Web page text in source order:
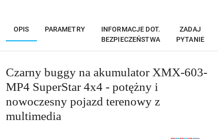
OPIS PARAMETRY
INFORMACJE DOT.
BEZPIECZEŃSTWA
ZADAJ
PYTANIE
Czarny buggy na akumulator XMX-603-
MP4 SuperStar 4x4 - potężny i
nowoczesny pojazd terenowy z
multimedia